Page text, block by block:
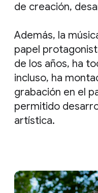
de creación,
Además, la
papel
de los años, ha
incluso, ha
grabación en el
permitido
artística.